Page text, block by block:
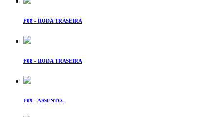
F08 - RODA TRASEIRA
F08 - RODA TRASEIRA
F09 - ASSENTO.